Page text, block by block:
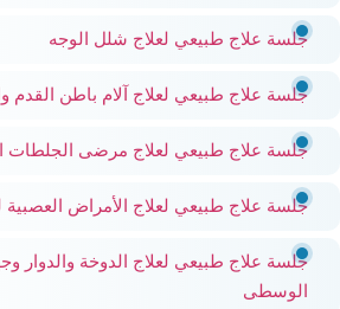
جلسة علاج طبيعي لعلاج شلل الوجه
جلسة علاج طبيعي لعلاج آلام باطن القدم
جلسة علاج طبيعي لعلاج مرضى الجلطات
جلسة علاج طبيعي لعلاج الأمراض العصبية
جلسة علاج طبيعي لعلاج الدوخة والدوار
الوسطى